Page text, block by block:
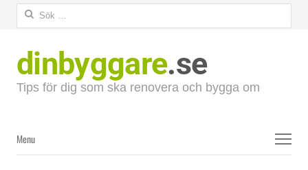
Sök
dinbyggare.se
Tips för dig som ska renovera och bygga om
Menu
Menu